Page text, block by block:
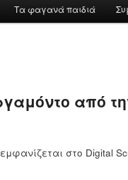
Τα φαγανά παιδιά
από
στο Digital